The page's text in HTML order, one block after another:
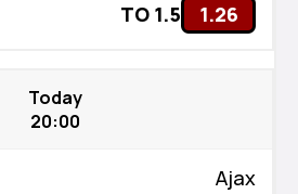
TO 1.5 1.26
Today
20:00
Ajax